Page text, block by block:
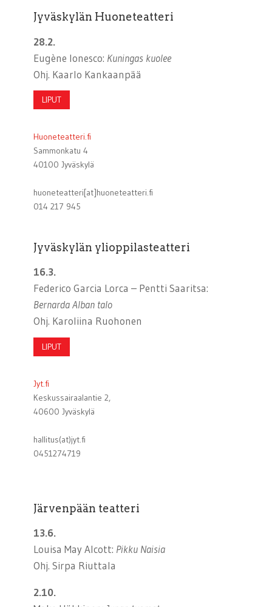
Jyväskylän Huoneteatteri
28.2.
Eugène Ionesco: Kuningas kuolee
Ohj. Kaarlo Kankaanpää
LIPUT
Huoneteatteri.fi
Sammonkatu 4
40100 Jyväskylä
huoneteatteri[at]huoneteatteri.fi
014 217 945
Jyväskylän ylioppilasteatteri
16.3.
Federico Garcia Lorca – Pentti Saaritsa:
Bernarda Alban talo
Ohj. Karoliina Ruohonen
LIPUT
Jyt.fi
Keskussairaalantie 2,
40600 Jyväskylä
hallitus(at)jyt.fi
0451274719
Järvenpään teatteri
13.6.
Louisa May Alcott: Pikku Naisia
Ohj. Sirpa Riuttala
2.10.